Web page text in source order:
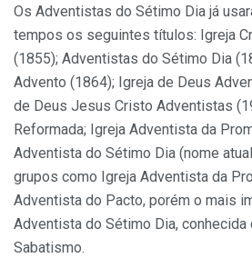
Os Adventistas do Sétimo Dia já
tempos os seguintes títulos: Igreja
(1855); Adventistas do Sétimo Dia
Advento (1864); Igreja de Deus
de Deus Jesus Cristo Adventistas
Reformada; Igreja Adventista da
Adventista do Sétimo Dia (nome
grupos como Igreja Adventista da
Adventista do Pacto, porém o mais
Adventista do Sétimo Dia, conhecida
Sabatismo.